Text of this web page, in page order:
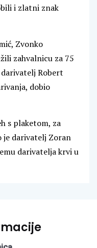
i zlatni znak
Zvonko
zahvalnicu za 75
Robert
dobio
s plaketom, za
je darivatelj Zoran
darivatelja krvi u